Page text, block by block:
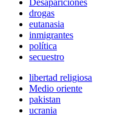
Desapariciones
drogas
eutanasia
inmigrantes
política
secuestro
libertad religiosa
Medio oriente
pakistan
ucrania